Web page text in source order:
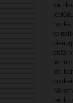
kā
notika
to
citās
ļoti